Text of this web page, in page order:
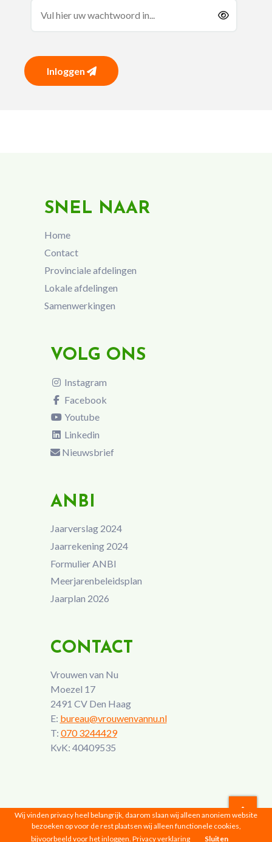
Inloggen
SNEL NAAR
Home
Contact
Provinciale afdelingen
Lokale afdelingen
Samenwerkingen
VOLG ONS
Instagram
Facebook
Youtube
Linkedin
Nieuwsbrief
ANBI
Jaarverslag 2024
Jaarrekening 2024
Formulier ANBI
Meerjarenbeleidsplan
Jaarplan 2026
CONTACT
Vrouwen van Nu
Moezel 17
2491 CV Den Haag
E: bureau@vrouwenvannu.nl
T: 070 3244429
KvK: 40409535
Vrouwen van Nu © 2026 |Privacyverklaring
Wij vinden privacy heel belangrijk, daarom slaan wij alleen anoniem website
bezoeken op voor de rest plaatsen wij alleen functionele cookies,
bijvoorbeeld voor het inloggen. Privacy verklaring Sluiten